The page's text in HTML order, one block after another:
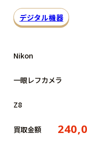
デジタル機器
Nikon
一眼レフカメラ
Z8
買取金額